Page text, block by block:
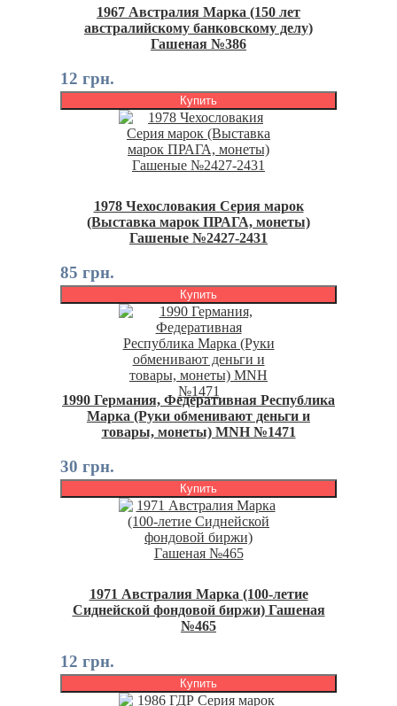
1967 Австралия Марка (150 лет
австралийскому банковскому делу)
Гашеная №386
12 грн.
Купить
1978 Чехословакия Серия марок
(Выставка марок ПРАГА, монеты)
Гашеные №2427-2431
85 грн.
Купить
1990 Германия, Федеративная Республика
Марка (Руки обменивают деньги и
товары, монеты) MNH №1471
30 грн.
Купить
1971 Австралия Марка (100-летие
Сиднейской фондовой биржи) Гашеная
№465
12 грн.
Купить